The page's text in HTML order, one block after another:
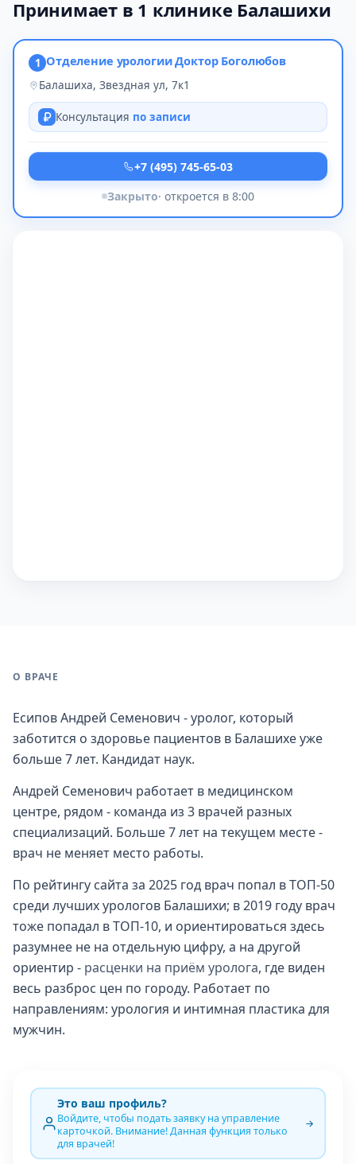
Принимает в 1 клинике Балашихи
1 Отделение урологии Доктор Боголюбов
Балашиха, Звездная ул, 7к1
Консультация по записи
+7 (495) 745-65-03
Закрыто· откроется в 8:00
О ВРАЧЕ
Есипов Андрей Семенович - уролог, который
заботится о здоровье пациентов в Балашихе уже
больше 7 лет. Кандидат наук.
Андрей Семенович работает в медицинском
центре, рядом - команда из 3 врачей разных
специализаций. Больше 7 лет на текущем месте -
врач не меняет место работы.
По рейтингу сайта за 2025 год врач попал в ТОП-50
среди лучших урологов Балашихи; в 2019 году врач
тоже попадал в ТОП-10, и ориентироваться здесь
разумнее не на отдельную цифру, а на другой
ориентир - расценки на приём уролога, где виден
весь разброс цен по городу. Работает по
направлениям: урология и интимная пластика для
мужчин.
Это ваш профиль?
Войдите, чтобы подать заявку на управление
карточкой. Внимание! Данная функция только
для врачей!